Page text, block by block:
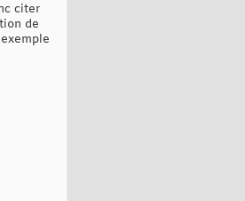
citer
de